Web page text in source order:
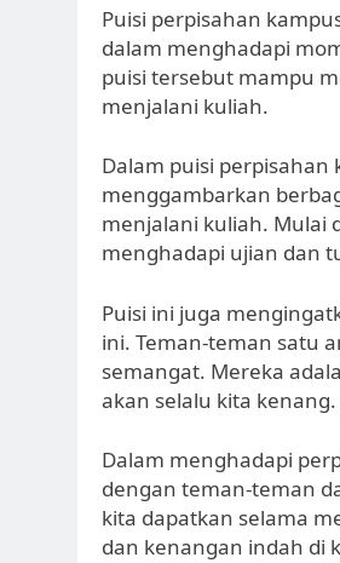
Puisi perpisahan
dalam menghadapi
puisi tersebut mampu
menjalani kuliah.
Dalam puisi perpisahan
menggambarkan
menjalani kuliah. Mulai
menghadapi ujian dan
Puisi ini juga
ini. Teman-teman satu
semangat. Mereka
akan selalu kita kenang.
Dalam menghadapi
dengan teman-teman
kita dapatkan selama
dan kenangan indah di